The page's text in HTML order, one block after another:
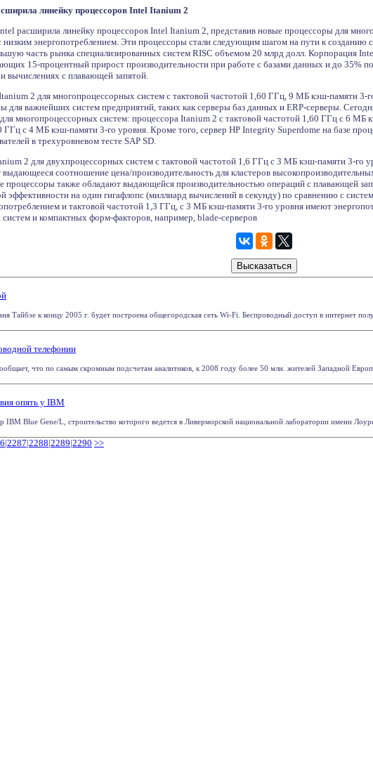
линейку процессоров Intel Itanium 2
расширила линейку процессоров Intel Itanium 2, представив новые процессоры для
низким энергопотреблением. Эти процессоры стали следующим шагом на пути к
часть рынка специализированных систем RISC объемом 20 млрд долл. Корпорация
15-процентный прирост производительности при работе с базами данных и до 35%
вычислениях с плавающей запятой.
2 для многопроцессорных систем с тактовой частотой 1,60 ГГц, 9 МБ кэш-памяти
для важнейших систем предприятий, таких как серверы баз данных и ERP-серверы.
многопроцессорных систем: процессора Itanium 2 с тактовой частотой 1,60 ГГц с 6 МБ
ГГц с 4 МБ кэш-памяти 3-го уровня. Кроме того, сервер HP Integrity Superdome на базе
в трехуровневом тесте SAP SD.
2 для двухпроцессорных систем с тактовой частотой 1,6 ГГц с 3 МБ кэш-памяти 3-
выдающееся соотношение цена/производительность для кластеров
процессоры также обладают выдающейся производительностью операций с плавающей
эффективности на один гигафлопс (миллиард вычислений в секунду) по сравнению с
и тактовой частотой 1,3 ГГц, с 3 МБ кэш-памяти 3-го уровня имеют
и компактных форм-факторов, например, blade-серверов
Тайбэе к концу 2005 г. будет построена общегородская сеть Wi-Fi. Беспроводный доступ в интернет
телефонии
что по самым скромным подсчетам аналитиков, к 2008 году более 50 млн. жителей Западной
опять у IBM
IBM Blue Gene/L, строительство которого ведется в Ливерморской национальной лаборатории имени
|2287|2288|2289|2290 >>